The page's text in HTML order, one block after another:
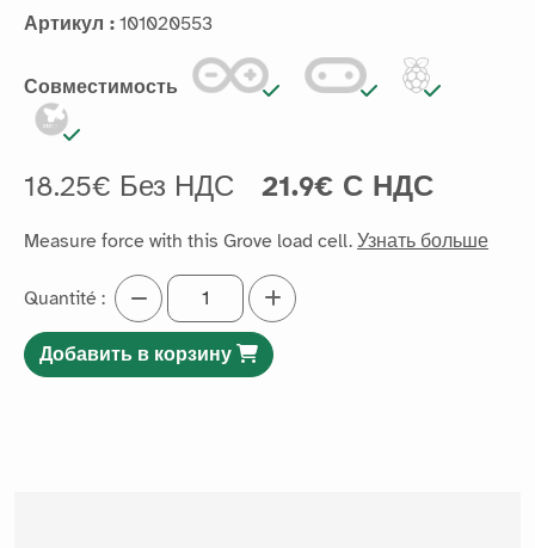
Артикул : 101020553
Совместимость
18.25€ Без НДС 21.9€ С НДС
Measure force with this Grove load cell. Узнать больше
Quantité :
Добавить в корзину